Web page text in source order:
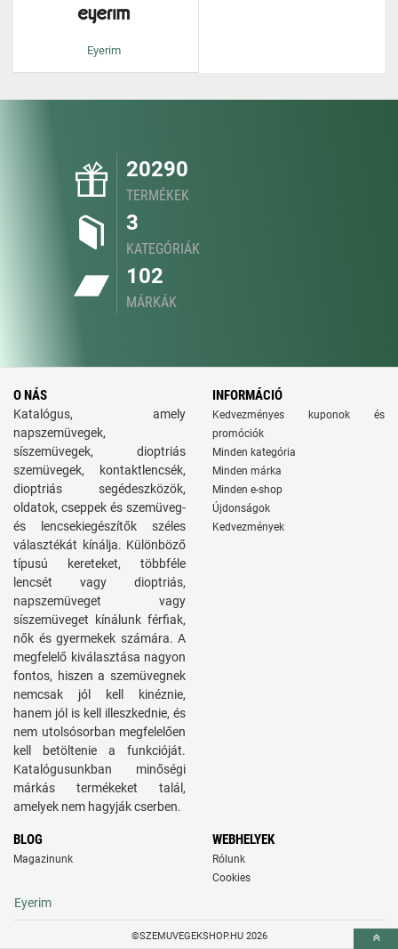
Eyerim
20290
TERMÉKEK
3
KATEGÓRIÁK
102
MÁRKÁK
O NÁS
Katalógus, amely
napszemüvegek,
síszemüvegek, dioptriás
szemüvegek, kontaktlencsék,
dioptriás segédeszközök,
oldatok, cseppek és szemüveg-
és lencsekiegészítők széles
választékát kínálja. Különböző
típusú kereteket, többféle
lencsét vagy dioptriás,
napszemüveget vagy
síszemüveget kínálunk férfiak,
nők és gyermekek számára. A
megfelelő kiválasztása nagyon
fontos, hiszen a szemüvegnek
nemcsak jól kell kinéznie,
hanem jól is kell illeszkednie, és
nem utolsósorban megfelelően
kell betöltenie a funkcióját.
Katalógusunkban minőségi
márkás termékeket talál,
amelyek nem hagyják cserben.
INFORMÁCIÓ
Kedvezményes kuponok és
promóciók
Minden kategória
Minden márka
Minden e-shop
Újdonságok
Kedvezmények
BLOG
Magazinunk
WEBHELYEK
Rólunk
Cookies
Eyerim
©SZEMUVEGEKSHOP.HU 2026